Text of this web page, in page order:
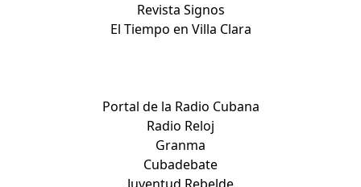
Revista Signos
El Tiempo en Villa Clara
Portal de la Radio Cubana
Radio Reloj
Granma
Cubadebate